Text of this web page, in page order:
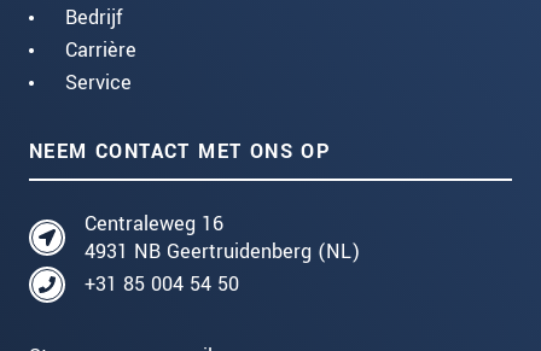
Bedrijf
Carrière
Service
NEEM CONTACT MET ONS OP
Centraleweg 16
4931 NB Geertruidenberg (NL)
+31 85 004 54 50